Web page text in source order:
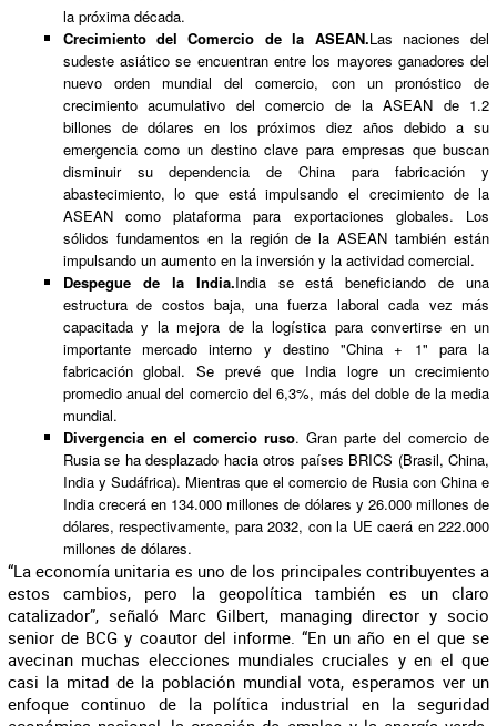
la próxima década.
Crecimiento del Comercio de la ASEAN.Las naciones del
sudeste asiático se encuentran entre los mayores ganadores del
nuevo orden mundial del comercio, con un pronóstico de
crecimiento acumulativo del comercio de la ASEAN de 1.2
billones de dólares en los próximos diez años debido a su
emergencia como un destino clave para empresas que buscan
disminuir su dependencia de China para fabricación y
abastecimiento, lo que está impulsando el crecimiento de la
ASEAN como plataforma para exportaciones globales. Los
sólidos fundamentos en la región de la ASEAN también están
impulsando un aumento en la inversión y la actividad comercial.
Despegue de la India.India se está beneficiando de una
estructura de costos baja, una fuerza laboral cada vez más
capacitada y la mejora de la logística para convertirse en un
importante mercado interno y destino "China + 1" para la
fabricación global. Se prevé que India logre un crecimiento
promedio anual del comercio del 6,3%, más del doble de la media
mundial.
Divergencia en el comercio ruso. Gran parte del comercio de
Rusia se ha desplazado hacia otros países BRICS (Brasil, China,
India y Sudáfrica). Mientras que el comercio de Rusia con China e
India crecerá en 134.000 millones de dólares y 26.000 millones de
dólares, respectivamente, para 2032, con la UE caerá en 222.000
millones de dólares.
“La economía unitaria es uno de los principales contribuyentes a
estos cambios, pero la geopolítica también es un claro
catalizador”, señaló Marc Gilbert, managing director y socio
senior de BCG y coautor del informe. “En un año en el que se
avecinan muchas elecciones mundiales cruciales y en el que
casi la mitad de la población mundial vota, esperamos ver un
enfoque continuo de la política industrial en la seguridad